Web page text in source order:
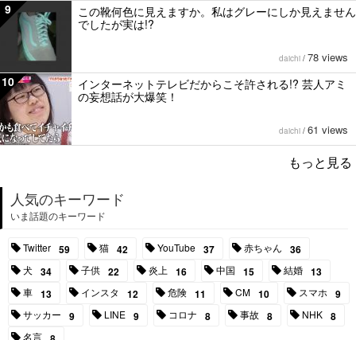
9
この靴何色に見えますか。私はグレーにしか見えません
でしたが実は!?
daichi / 78 views
10
インターネットテレビだからこそ許される!? 芸人アミ
の妄想話が大爆笑！
daichi / 61 views
もっと見る
人気のキーワード
いま話題のキーワード
Twitter 59 猫 42 YouTube 37 赤ちゃん 36
犬 34 子供 22 炎上 16 中国 15 結婚 13
車 13 インスタ 12 危険 11 CM 10 スマホ 9
サッカー 9 LINE 9 コロナ 8 事故 8 NHK 8
名言